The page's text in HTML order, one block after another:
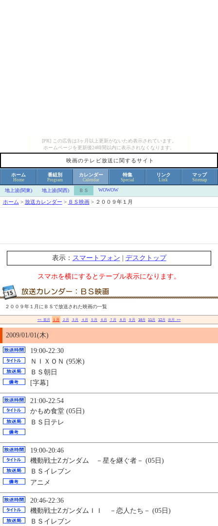
[PR] この広告は3ヶ月以上更新がないため表示されています。
ホームページを更新後24時間以内に表示されなくなります。
映画のテレビ放送に関するサイト
ホーム
Home
番組別
Program
カレンダー
Calendar
特集
Special
リンク
Link
マップ
Sitemap
地上波(関東) 地上波(関西) ＢＳ WOWOW
ホーム > 放送カレンダー > ＢＳ映画> ２００９年１月
表示： スマートフォン デスクトップ
スマホを横にするとテーブル表示になります。
２００９年１月にＢＳで放送された映画の一覧
<< 前月 １月 ２月 ３月 ４月 ５月 ６月 ７月 ８月 ９月 10月 11月 12月 次月 >>
2009/01/01(木)
19:00-22:30
ＮＩＸＯＮ (95米)
ＢＳ朝日
[字幕]
21:00-22:54
かもめ食堂 (05日)
ＢＳ日テレ
19:00-20:46
機動戦士Ζガンダム －星を継ぐ者－ (05日)
ＢＳイレブン
アニメ
20:46-22:36
機動戦士ΖガンダムＩＩ －恋人たち－ (05日)
ＢＳイレブン